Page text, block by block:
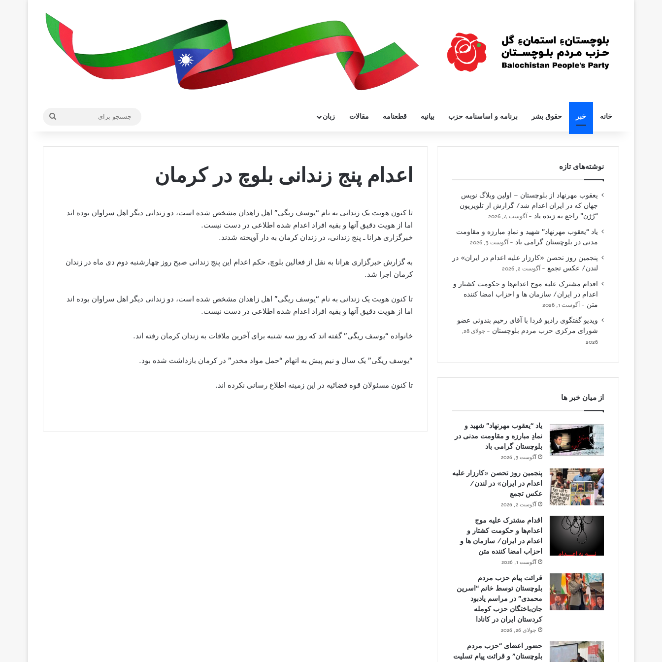
خانه خبر حقوق بشر برنامه و اساسنامه حزب بیانیه قطعنامه مقالات زبان
اعدام پنج زندانی بلوچ در کرمان
تا کنون هویت یک زندانی به نام “یوسف ریگی” اهل زاهدان مشخص شده است، دو زندانی دیگر اهل سراوان بوده اند
اما از هویت دقیق آنها و بقیه افراد اعدام شده اطلاعی در دست نیست.
خبرگزاری هرانا ـ پنج زندانی، در زندان کرمان به دار آویخته شدند.
به گزارش خبرگزاری هرانا به نقل از فعالین بلوچ، حکم اعدام این پنج زندانی صبح روز چهارشنبه دوم دی ماه در زندان
کرمان اجرا شد.
تا کنون هویت یک زندانی به نام “یوسف ریگی” اهل زاهدان مشخص شده است، دو زندانی دیگر اهل سراوان بوده اند
اما از هویت دقیق آنها و بقیه افراد اعدام شده اطلاعی در دست نیست.
خانواده “یوسف ریگی” گفته اند که روز سه شنبه برای آخرین ملاقات به زندان کرمان رفته اند.
“یوسف ریگی” یک سال و نیم پیش به اتهام “حمل مواد مخدر” در کرمان بازداشت شده بود.
تا کنون مسئولان قوه قضائیه در این زمینه اطلاع رسانی نکرده اند.
نوشته‌های تازه
یعقوب مهرنهاد از بلوچستان – اولین وبلاگ نویس
جهان که در ایران اعدام شد/ گزارش از تلویزیون
“رُژن” راجع به زنده یاد
آگوست 4, 2026
یاد “یعقوب مهرنهاد” شهید و نمادِ مبارزه و مقاومت
مدنی در بلوچستان گرامی باد
آگوست 3, 2026
پنجمین روز تحصن «کارزار علیه اعدام در ایران» در
لندن/ عکس تجمع
آگوست 2, 2026
اقدام مشترک علیه موج اعدام‌ها و حکومت کشتار و
اعدام در ایران/ سازمان ها و احزاب امضا کننده
متن
آگوست 1, 2026
ویدیو گفتگوی رادیو فردا با آقای رحیم بندوئی عضو
شورای مرکزی حزب مردم بلوچستان
جولای 28,
2026
از میان خبر ها
یاد “یعقوب مهرنهاد” شهید و
نمادِ مبارزه و مقاومت مدنی در
بلوچستان گرامی باد
آگوست 3, 2026
پنجمین روز تحصن «کارزار علیه
اعدام در ایران» در لندن/
عکس تجمع
آگوست 2, 2026
اقدام مشترک علیه موج
اعدام‌ها و حکومت کشتار و
اعدام در ایران/ سازمان ها و
احزاب امضا کننده متن
آگوست 1, 2026
قرائت پیام حزب مردم
بلوچستان توسط خانم “اسرین
محمدی” در مراسم یادبود
جان‌باختگان حزب کومله
کردستان ایران در کانادا
جولای 26, 2026
حضور اعضای “حزب مردم
بلوچستان” و قرائت پیام تسلیت